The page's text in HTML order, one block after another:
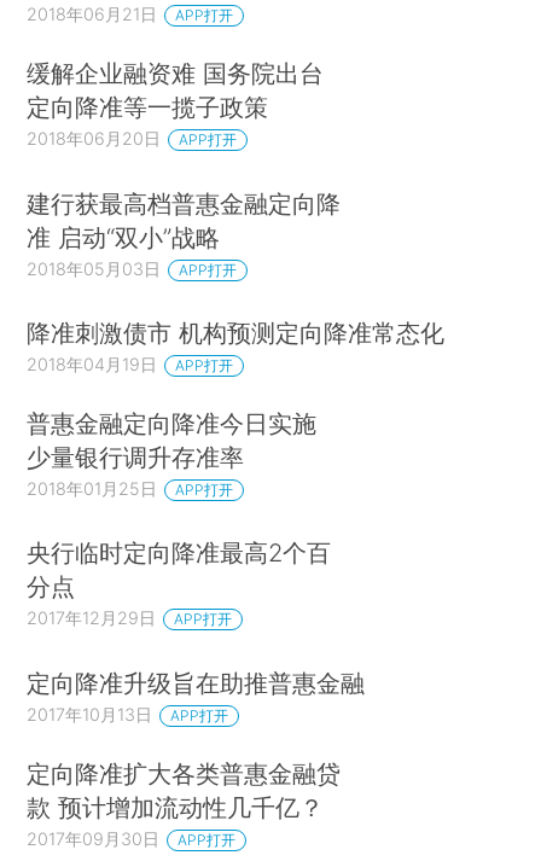
2018年06月21日 APP打开
缓解企业融资难 国务院出台
定向降准等一揽子政策
2018年06月20日 APP打开
建行获最高档普惠金融定向降
准 启动“双小”战略
2018年05月03日 APP打开
降准刺激债市 机构预测定向降准常态化
2018年04月19日 APP打开
普惠金融定向降准今日实施
少量银行调升存准率
2018年01月25日 APP打开
央行临时定向降准最高2个百
分点
2017年12月29日 APP打开
定向降准升级旨在助推普惠金融
2017年10月13日 APP打开
定向降准扩大各类普惠金融贷
款 预计增加流动性几千亿？
2017年09月30日 APP打开